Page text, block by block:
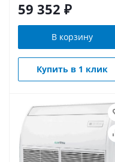
59 352 ₽
В корзину
Купить в 1 клик